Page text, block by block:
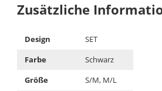
Zusätzliche
Design
SET
Farbe
Schwarz
Größe
S/M, M/L